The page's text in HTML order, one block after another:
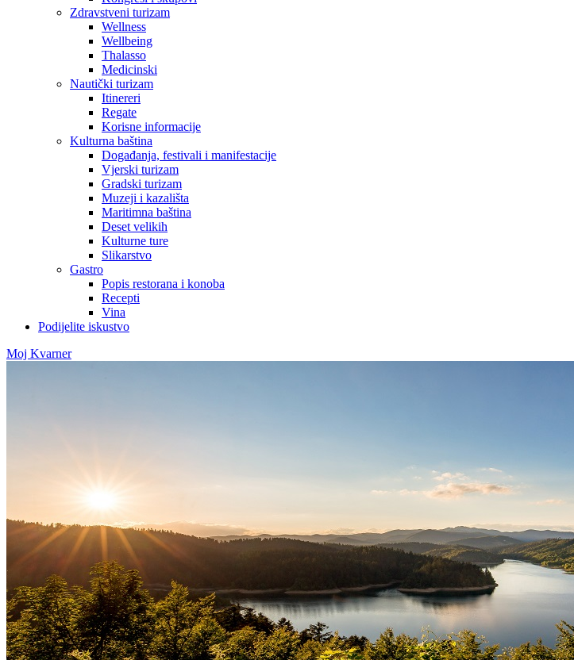
Zdravstveni turizam
Wellness
Wellbeing
Thalasso
Medicinski
Nautički turizam
Itinereri
Regate
Korisne informacije
Kulturna baština
Događanja, festivali i manifestacije
Vjerski turizam
Gradski turizam
Muzeji i kazališta
Maritimna baština
Deset velikih
Kulturne ture
Slikarstvo
Gastro
Popis restorana i konoba
Recepti
Vina
Podijelite iskustvo
Moj Kvarner